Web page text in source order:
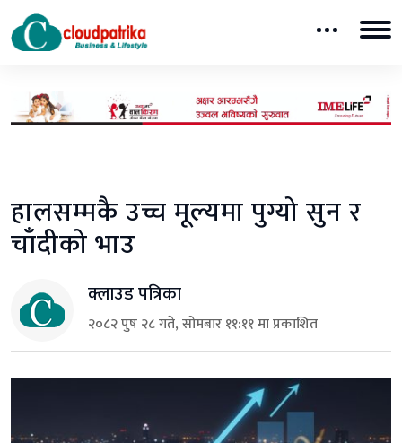
हालसम्मकै उच्च मूल्यमा पुग्यो सुन र
चाँदीको भाउ
क्लाउड पत्रिका
२०८२ पुष २८ गते, सोमबार ११:११ मा प्रकाशित